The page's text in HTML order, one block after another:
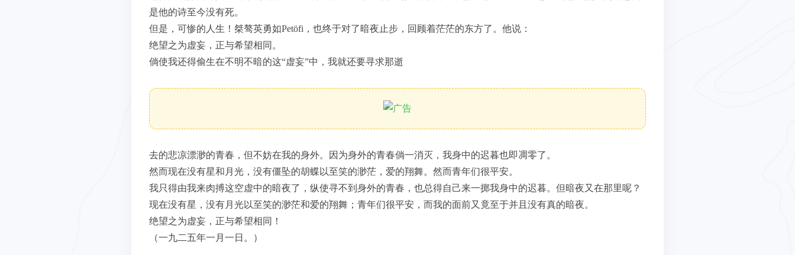
是他的诗至今没有死。
但是，可惨的人生！桀骜英勇如Petöfi，也终于对了暗夜止步，回顾着茫茫的东方了。他说：
绝望之为虚妄，正与希望相同。
倘使我还得偷生在不明不暗的这“虚妄”中，我就还要寻求那逝
去的悲凉漂渺的青春，但不妨在我的身外。因为身外的青春倘一消灭，我身中的迟暮也即凋零了。
然而现在没有星和月光，没有僵坠的胡蝶以至笑的渺茫，爱的翔舞。然而青年们很平安。
我只得由我来肉搏这空虚中的暗夜了，纵使寻不到身外的青春，也总得自己来一掷我身中的迟暮。但暗夜又在那里呢？
现在没有星，没有月光以至笑的渺茫和爱的翔舞；青年们很平安，而我的面前又竟至于并且没有真的暗夜。
绝望之为虚妄，正与希望相同！
（一九二五年一月一日。）